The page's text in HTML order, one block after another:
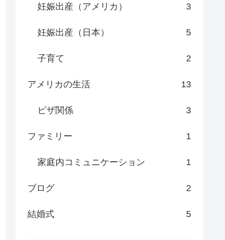
妊娠出産（アメリカ） 3
妊娠出産（日本） 5
子育て 2
アメリカの生活 13
ビザ関係 3
ファミリー 1
家庭内コミュニケーション 1
ブログ 2
結婚式 5